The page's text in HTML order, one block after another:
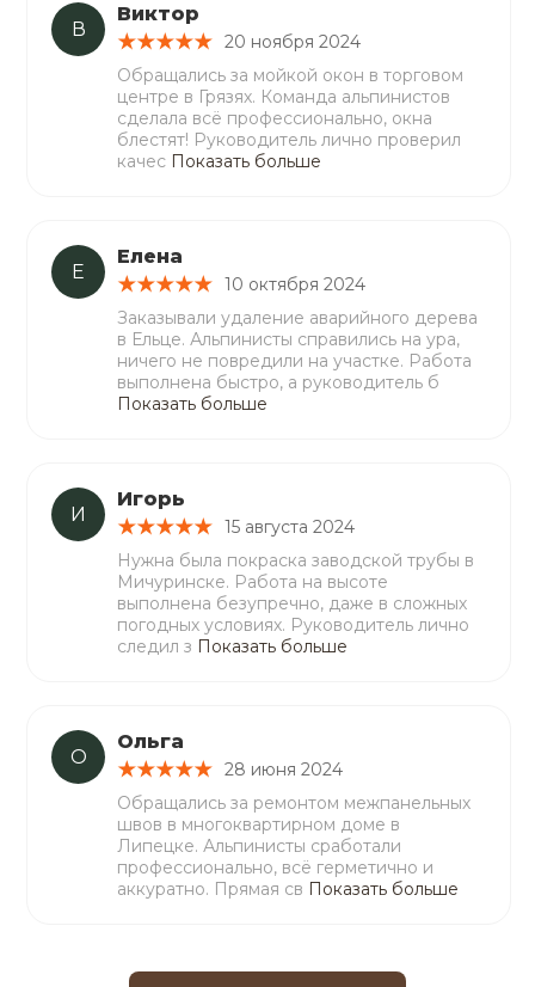
В
Виктор
20 ноября 2024
Обращались за мойкой окон в торговом
центре в Грязях. Команда альпинистов
сделала всё профессионально, окна
блестят! Руководитель лично проверил
качес Показать больше
Е
Елена
10 октября 2024
Заказывали удаление аварийного дерева
в Ельце. Альпинисты справились на ура,
ничего не повредили на участке. Работа
выполнена быстро, а руководитель б
Показать больше
И
Игорь
15 августа 2024
Нужна была покраска заводской трубы в
Мичуринске. Работа на высоте
выполнена безупречно, даже в сложных
погодных условиях. Руководитель лично
следил з Показать больше
О
Ольга
28 июня 2024
Обращались за ремонтом межпанельных
швов в многоквартирном доме в
Липецке. Альпинисты сработали
профессионально, всё герметично и
аккуратно. Прямая св Показать больше